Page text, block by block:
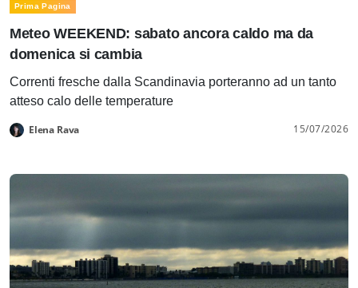
Prima Pagina
Meteo WEEKEND: sabato ancora caldo ma da
domenica si cambia
Correnti fresche dalla Scandinavia porteranno ad un tanto
atteso calo delle temperature
Elena Rava 15/07/2026